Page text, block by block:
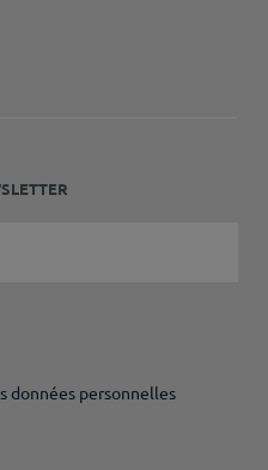
données personnelles